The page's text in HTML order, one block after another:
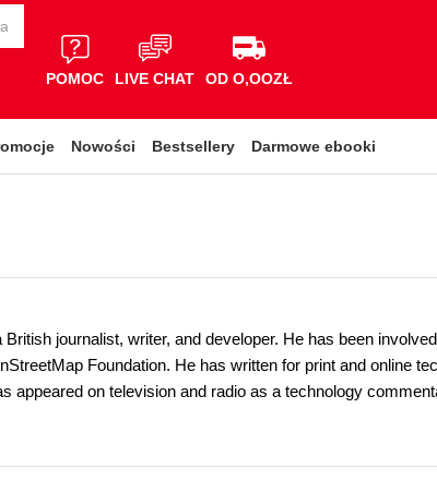
POMOC LIVE CHAT OD O,OOZŁ
Nowości Bestsellery Darmowe ebooki
journalist, writer, and developer. He has been
Foundation. He has written for print and online
appeared on television and radio as a technology